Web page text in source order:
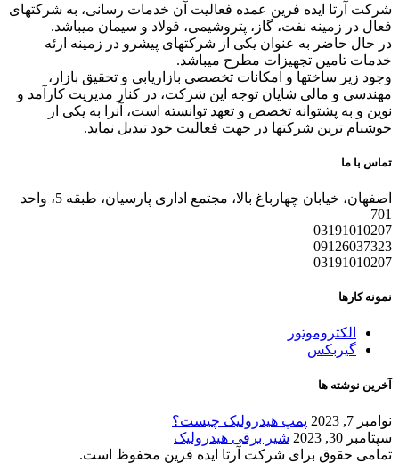
شرکت آرتا ایده فرین عمده فعالیت آن خدمات رسانی، به شرکتهای
فعال در زمینه نفت، گاز، پتروشیمی، فولاد و سیمان میباشد.
در حال حاضر به عنوان یکی از شرکتهای پیشرو در زمینه ارئه
خدمات تامین تجهیزات مطرح میباشد.
وجود زیر ساختها و امکانات تخصصی بازاریابی و تحقیق بازار،
مهندسی و مالی شایان توجه این شرکت، در کنار مدیریت کارآمد و
نوین و به پشتوانه تخصص و تعهد توانسته است، آنرا به یکی از
خوشنام ترین شرکتها در جهت فعالیت خود تبدیل نماید.
تماس با ما
اصفهان، خیابان چهارباغ بالا، مجتمع اداری پارسیان، طبقه 5، واحد
701
03191010207
09126037323
03191010207
نمونه کارها
الکتروموتور
گیربکس
آخرین نوشته ها
نوامبر 7, 2023
پمپ هیدرولیک چیست؟
سپتامبر 30, 2023
شیر برقی هیدرولیک
تمامی حقوق برای شرکت آرتا ایده فرین محفوظ است.